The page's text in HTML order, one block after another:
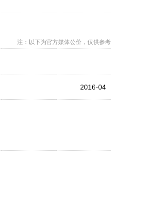
注：以下为官方媒体公价，仅供参考
2016-04